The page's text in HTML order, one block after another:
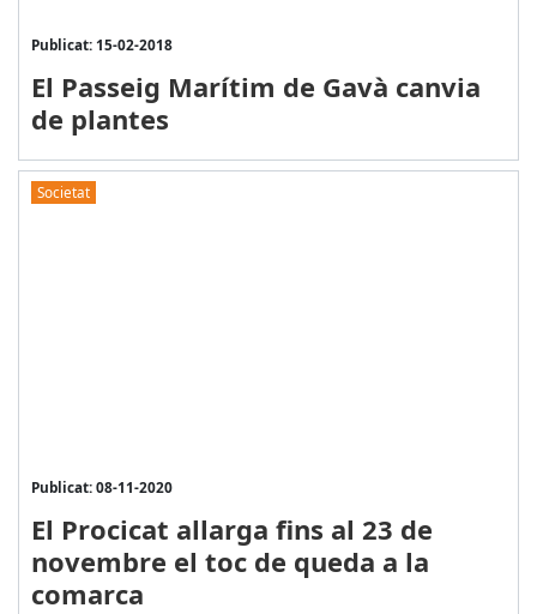
Publicat: 15-02-2018
El Passeig Marítim de Gavà canvia
de plantes
Societat
Publicat: 08-11-2020
El Procicat allarga fins al 23 de
novembre el toc de queda a la
comarca